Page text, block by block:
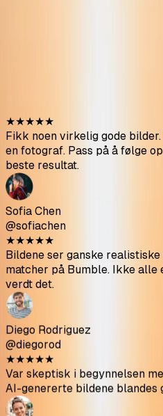
engangs
79% velger denne
Pro
Basic
120AI-genererte
35
4positurer per scene
Klar for Tinder,